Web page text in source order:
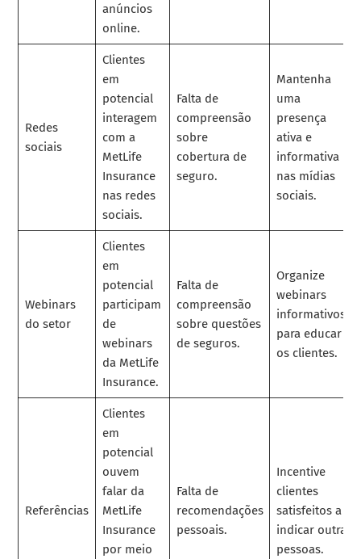
anúncios
online.
Redes
sociais
Clientes
em
potencial
interagem
com a
MetLife
Insurance
nas redes
sociais.
Falta de
compreensão
sobre
cobertura de
seguro.
Mantenha
uma
presença
ativa e
informativa
nas mídias
sociais.
Webinars
do setor
Clientes
em
potencial
participam
de
webinars
da MetLife
Insurance.
Falta de
compreensão
sobre questões
de seguros.
Organize
webinars
informativos
para educar
os clientes.
Referências
Clientes
em
potencial
ouvem
falar da
MetLife
Insurance
por meio
Falta de
recomendações
pessoais.
Incentive
clientes
satisfeitos a
indicar outras
pessoas.